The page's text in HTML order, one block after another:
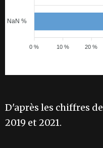
NaN %
20 %
10 %
0 %
D'après les chiffres
2019 et 2021.